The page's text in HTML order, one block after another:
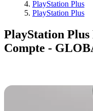
PlayStation Plus
PlayStation Plus
PlayStation Plus
Compte -